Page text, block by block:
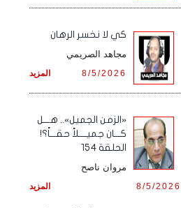
كي لا نخسر الرهان
مجاهد الصريمي
المزيد 8/5/2026
«الزمن الجميل».. هـــل
كـــان جميــــلاً حقـــاً؟!
الحلقة 154
مروان ناصح
المزيد 8/5/2026